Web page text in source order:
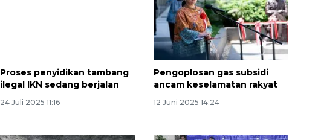
Proses penyidikan tambang
ilegal IKN sedang berjalan
24 Juli 2025 11:16
Pengoplosan gas subsidi
ancam keselamatan rakyat
12 Juni 2025 14:24
Ekspedisi Rupiah Berdaulat
2026 sambangi Papua
2026-08-06 13:15:00